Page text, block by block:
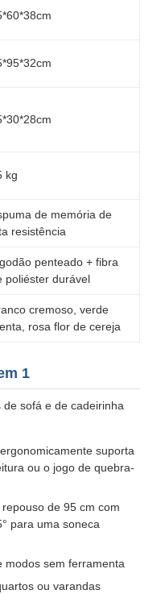
kg
de memória de
resistência
penteado + fibra
poliéster durável
cremoso, verde
rosa flor de cereja
1
sofá e de cadeirinha
suporta
ou o jogo de quebra-
de 95 cm com
para uma soneca
modos sem ferramenta
ou varandas